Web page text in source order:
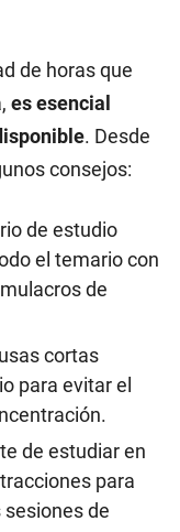
de horas que
es esencial
. Desde
consejos:
de estudio
el temario con
de
cortas
para evitar el
de estudiar en
para
de